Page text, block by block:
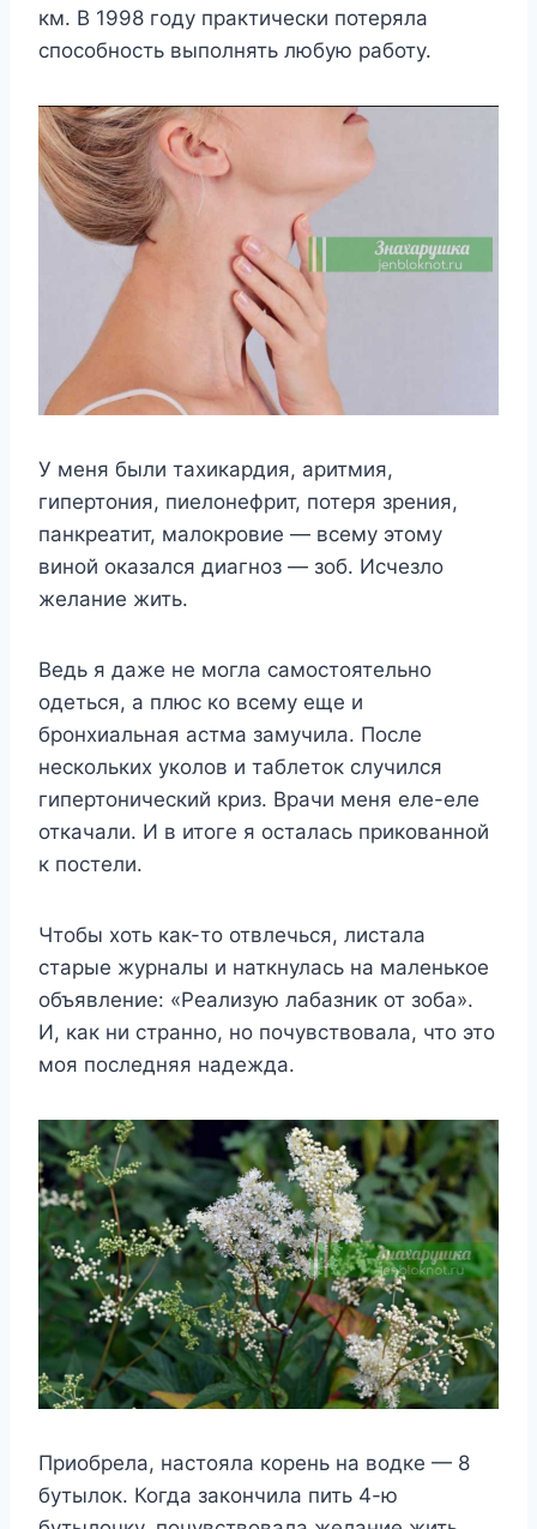
км. В 1998 году практически потеряла
способность выполнять любую работу.
У меня были тахикардия, аритмия,
гипертония, пиелонефрит, потеря зрения,
панкреатит, малокровие — всему этому
виной оказался диагноз — зоб. Исчезло
желание жить.
Ведь я даже не могла самостоятельно
одеться, а плюс ко всему еще и
бронхиальная астма замучила. После
нескольких уколов и таблеток случился
гипертонический криз. Врачи меня еле-еле
откачали. И в итоге я осталась прикованной
к постели.
Чтобы хоть как-то отвлечься, листала
старые журналы и наткнулась на маленькое
объявление: «Реализую лабазник от зоба».
И, как ни странно, но почувствовала, что это
моя последняя надежда.
Приобрела, настояла корень на водке — 8
бутылок. Когда закончила пить 4-ю